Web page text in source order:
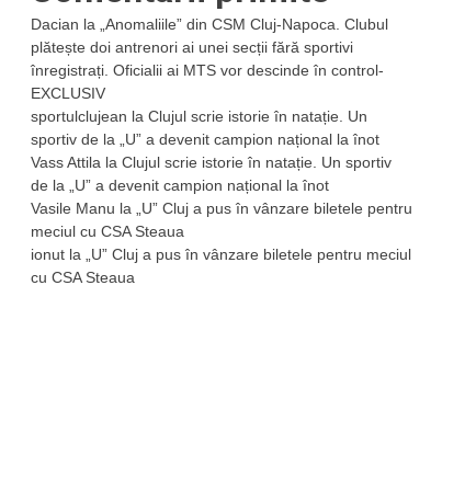
Dacian la
„Anomaliile” din CSM Cluj-Napoca. Clubul
plătește doi antrenori ai unei secții fără sportivi
înregistrați. Oficialii ai MTS vor descinde în control-
EXCLUSIV
sportulclujean la Clujul scrie istorie în natație. Un
sportiv de la „U” a devenit campion național la înot
Vass Attila la Clujul scrie istorie în natație. Un sportiv
de la „U” a devenit campion național la înot
Vasile Manu la
„U” Cluj a pus în vânzare biletele pentru
meciul cu CSA Steaua
ionut la
„U” Cluj a pus în vânzare biletele pentru meciul
cu CSA Steaua